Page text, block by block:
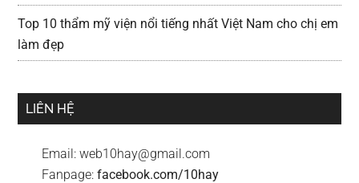
Top 10 thẩm mỹ viện nổi tiếng nhất Việt Nam cho chị em
làm đẹp
LIÊN HỆ
Email:web10hay@gmail.com
Fanpage:facebook.com/10hay